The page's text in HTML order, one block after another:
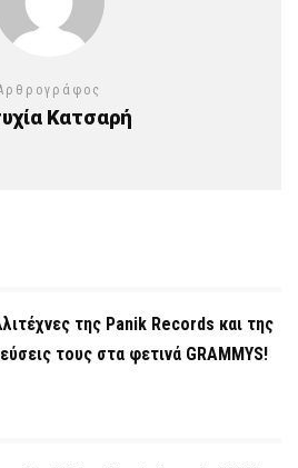
Κατσαρή
της Panik Records και της
τους στα φετινά GRAMMYS!